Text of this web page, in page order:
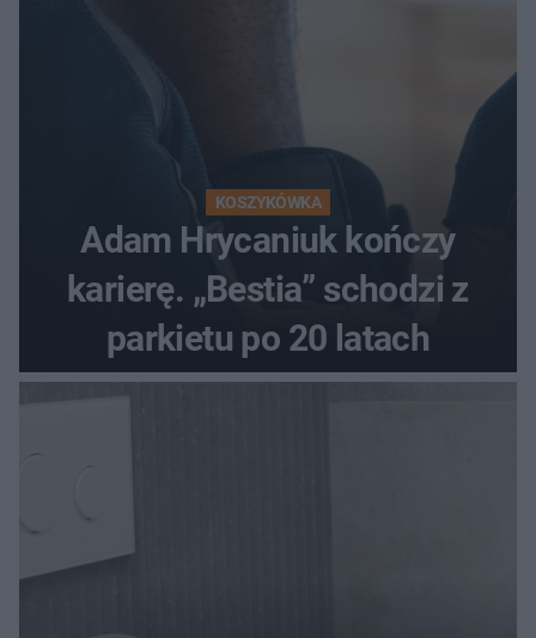
KOSZYKÓWKA
Adam Hrycaniuk kończy
karierę. „Bestia” schodzi z
parkietu po 20 latach